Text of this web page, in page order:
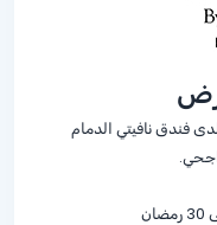
فندق نافيتي الدمام